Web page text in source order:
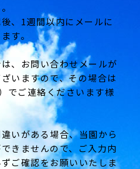
、1週間以内にメールに
す。
、お問い合わせメールが
いますので、その場合は
でご連絡くださいます様
いがある場合、当園から
きませんので、ご入力内
ご確認をお願いいたしま